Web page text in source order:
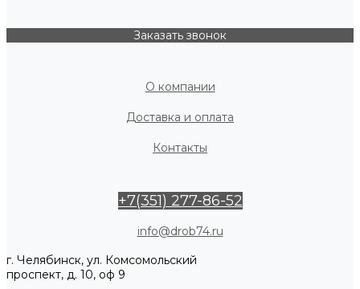
Заказать звонок
О компании
Доставка и оплата
Контакты
+7(351) 277-86-52
info@drob74.ru
г. Челябинск, ул. Комсомольский
проспект, д. 10, оф 9